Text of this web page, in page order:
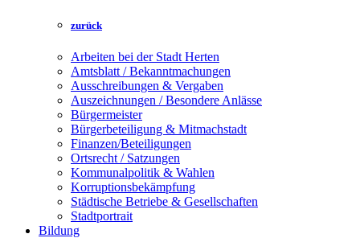
zurück
Arbeiten bei der Stadt Herten
Amtsblatt / Bekanntmachungen
Ausschreibungen & Vergaben
Auszeichnungen / Besondere Anlässe
Bürgermeister
Bürgerbeteiligung & Mitmachstadt
Finanzen/Beteiligungen
Ortsrecht / Satzungen
Kommunalpolitik & Wahlen
Korruptionsbekämpfung
Städtische Betriebe & Gesellschaften
Stadtportrait
Bildung